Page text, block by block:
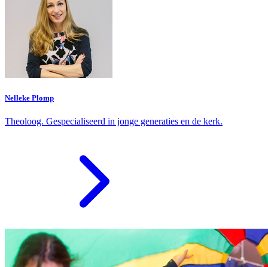
Nelleke Plomp
Theoloog. Gespecialiseerd in jonge generaties en de kerk.